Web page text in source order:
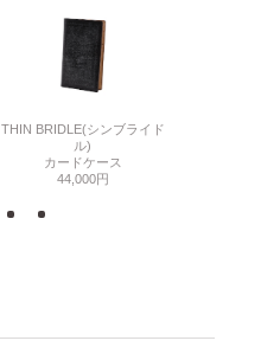
THIN BRIDLE(シンブライド
ル)
カードケース
44,000円